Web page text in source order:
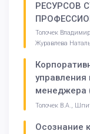
РЕСУРСОВ
Толочек
Журавлева
менеджера
Толочек В.А.,
Осознание